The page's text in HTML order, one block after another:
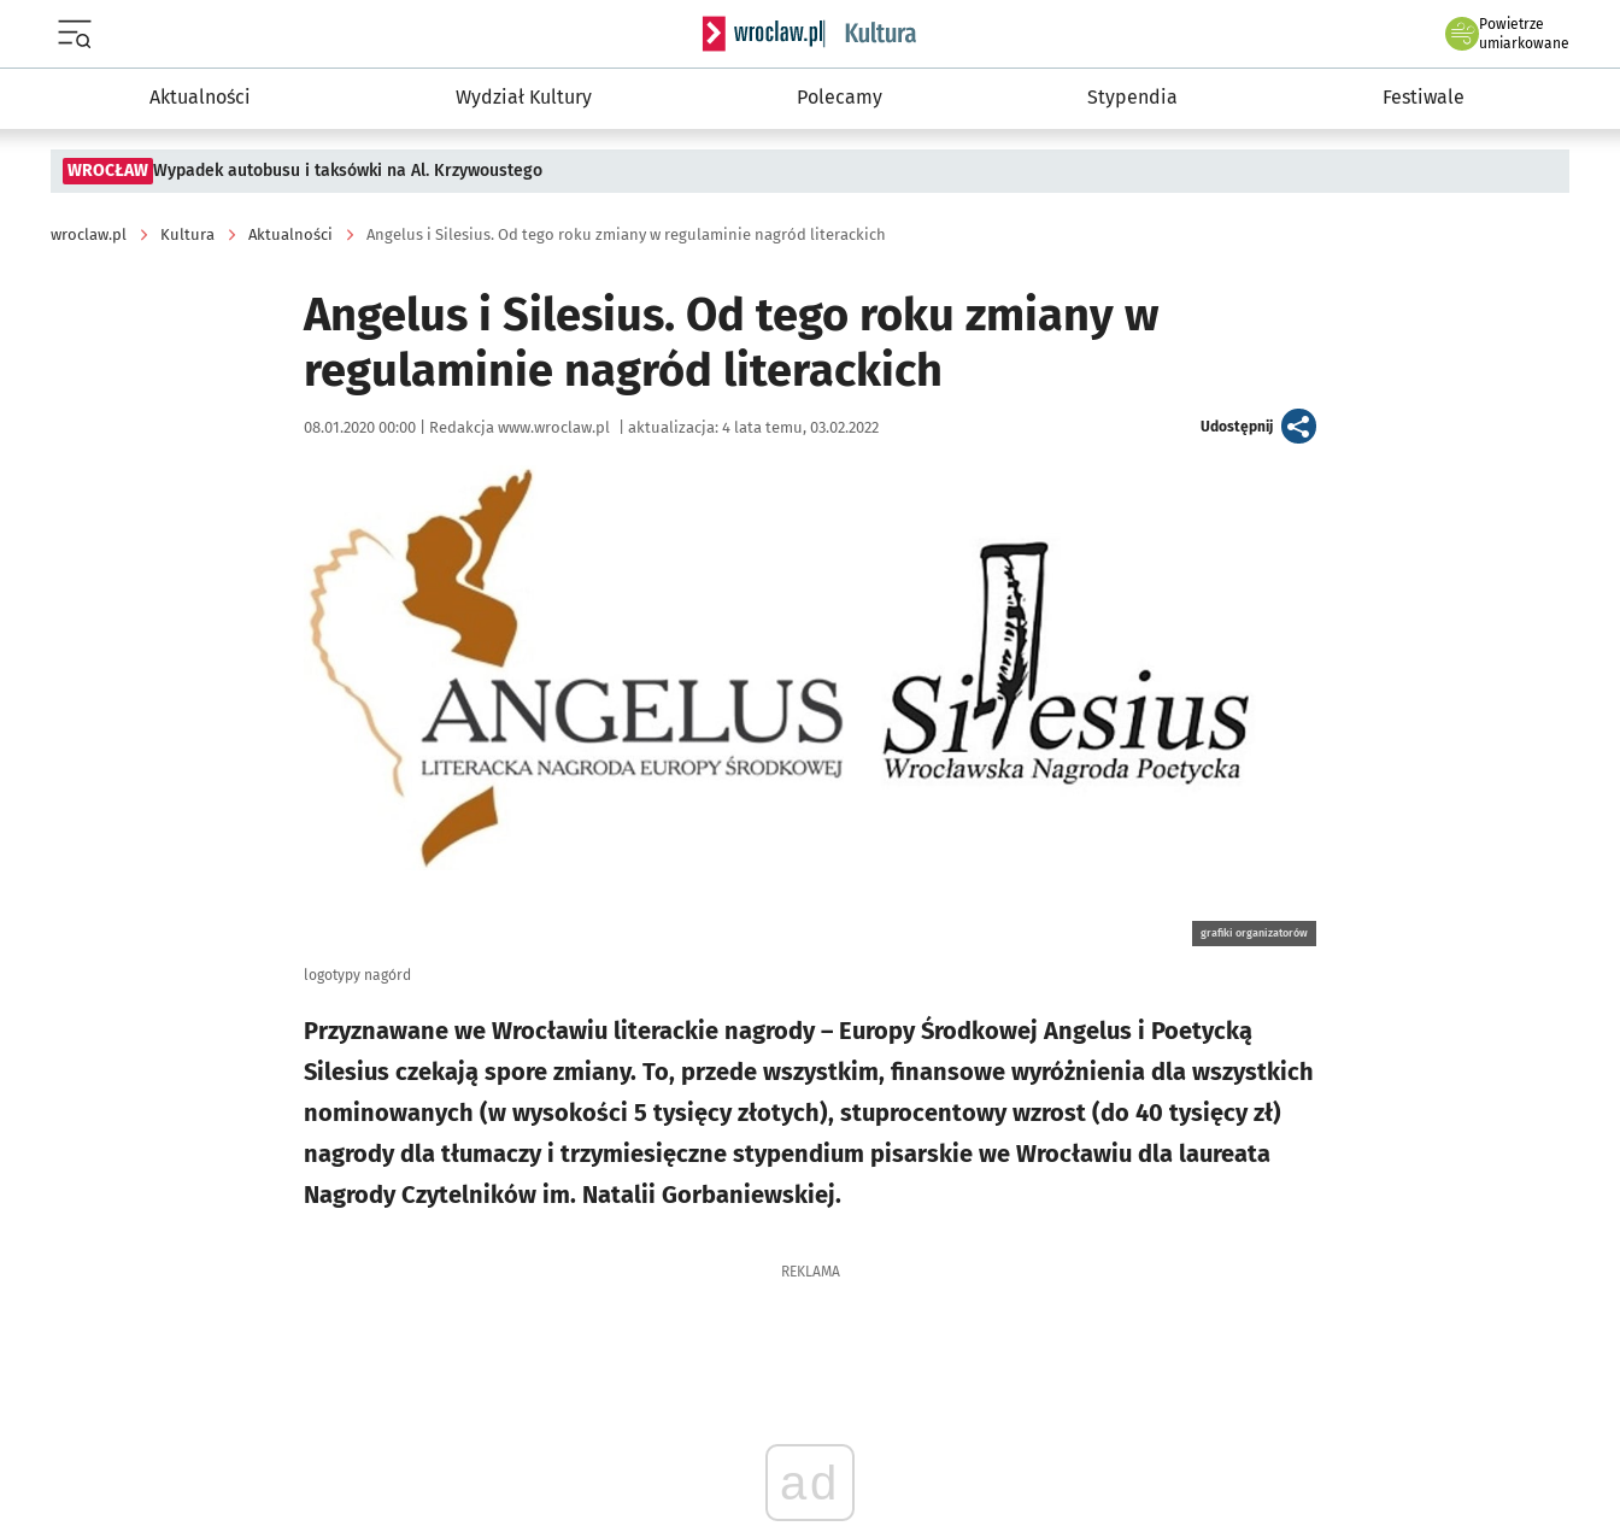
Serwis informacyjny wroclaw.pl podserwis: Kultura
Powietrze
we Wrocławiu
umiarkowane
Aktualności Wydział Kultury Polecamy Stypendia Festiwale
WROCŁAW Wypadek autobusu i taksówki na Al. Krzywoustego
wroclaw.pl Kultura Aktualności Angelus i Silesius. Od tego roku zmiany w regulaminie nagród literackich
Angelus i Silesius. Od tego roku zmiany w
regulaminie nagród literackich
Data publikacji:
08.01.2020 00:00 | Autor:
Redakcja www.wroclaw.pl aktualizacja: 4 lata temu, 03.02.2022 Udostępnijartykuł
grafiki organizatorów
logotypy nagórd
Przyznawane we Wrocławiu literackie nagrody – Europy Środkowej Angelus i Poetycką
Silesius czekają spore zmiany. To, przede wszystkim, finansowe wyróżnienia dla wszystkich
nominowanych (w wysokości 5 tysięcy złotych), stuprocentowy wzrost (do 40 tysięcy zł)
nagrody dla tłumaczy i trzymiesięczne stypendium pisarskie we Wrocławiu dla laureata
Nagrody Czytelników im. Natalii Gorbaniewskiej.
REKLAMA
ad